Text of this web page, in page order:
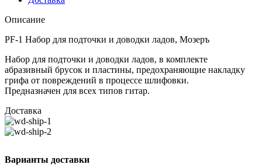
Описание
PF-1 Набор для подточки и доводки ладов, Мозеръ
Набор для подточки и доводки ладов, в комплекте
абразивный брусок и пластины, предохраняющие накладку
грифа от повреждений в процессе шлифовки.
Предназначен для всех типов гитар.
Доставка
Варианты доставки